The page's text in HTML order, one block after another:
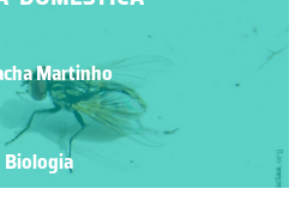
Martinho
Biologia